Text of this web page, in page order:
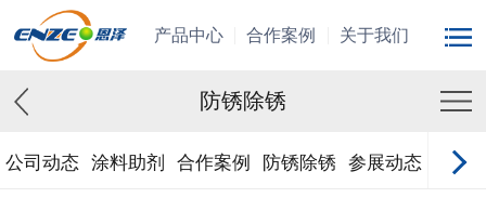
产品中心 合作案例 关于我们
防锈除锈
公司动态 涂料助剂 合作案例 防锈除锈 参展动态